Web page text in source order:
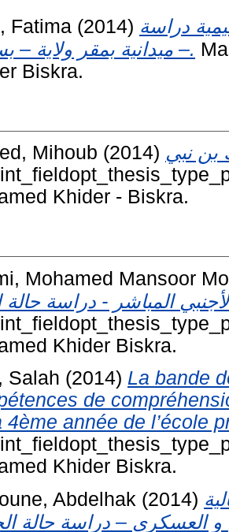
Fatima (2014) دراسة
ميدانية بمقر ولاية – بسكرة –.
Biskra.
Mihoub (2014)
Khider - Biskra.
Mohamed Mansoor
Khider Biskra.
Salah (2014) La bande
de
4ème année de l’école
Khider Biskra.
Abdelhak (2014)